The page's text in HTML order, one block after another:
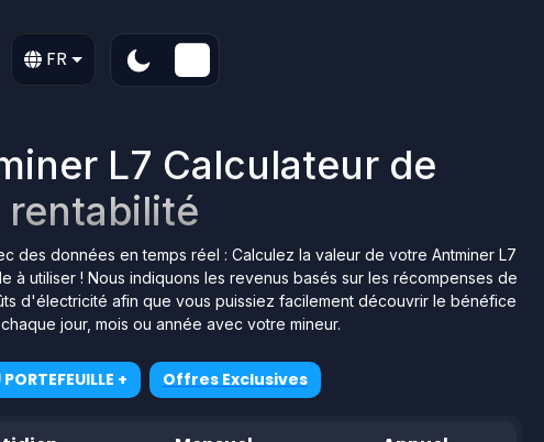
FR
L7 Calculateur de
rentabilité
des données en temps réel : Calculez la valeur de votre Antminer L7
à utiliser ! Nous indiquons les revenus basés sur les récompenses de
d'électricité afin que vous puissiez facilement découvrir le bénéfice
jour, mois ou année avec votre mineur.
+ Offres Exclusives